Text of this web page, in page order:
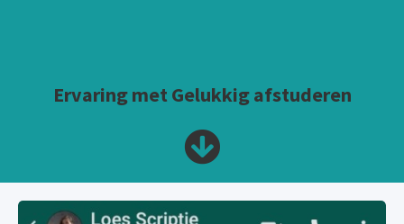
Ervaring met Gelukkig afstuderen